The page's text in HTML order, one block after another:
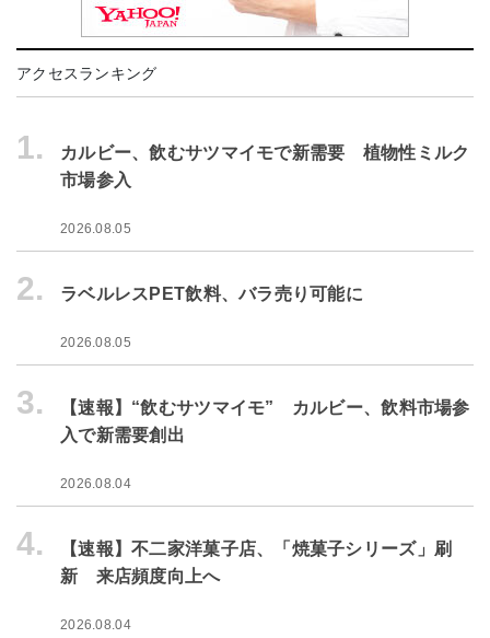
アクセスランキング
1.
カルビー、飲むサツマイモで新需要 植物性ミルク
市場参入
2026.08.05
2. ラベルレスPET飲料、バラ売り可能に
2026.08.05
3.
【速報】“飲むサツマイモ” カルビー、飲料市場参
入で新需要創出
2026.08.04
4.
【速報】不二家洋菓子店、「焼菓子シリーズ」刷
新 来店頻度向上へ
2026.08.04